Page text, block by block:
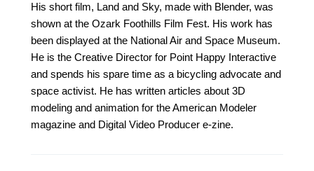
His short film, Land and Sky, made with Blender, was
shown at the Ozark Foothills Film Fest. His work has
been displayed at the National Air and Space Museum.
He is the Creative Director for Point Happy Interactive
and spends his spare time as a bicycling advocate and
space activist. He has written articles about 3D
modeling and animation for the American Modeler
magazine and Digital Video Producer e-zine.